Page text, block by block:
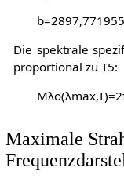
b=2897,771955
Die spektrale
proportional zu T5:
Mλo(λmax,T)=2
Maximale